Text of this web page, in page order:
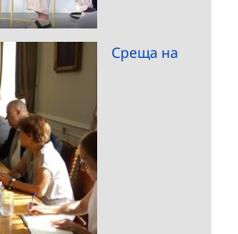
Среща на